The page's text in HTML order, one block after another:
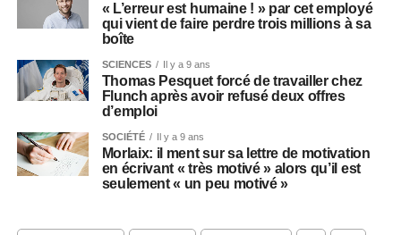
« L’erreur est humaine ! » par cet employé
qui vient de faire perdre trois millions à sa
boîte
SCIENCES Il y a 9 ans
Thomas Pesquet forcé de travailler chez
Flunch après avoir refusé deux offres
d’emploi
SOCIÉTÉ Il y a 9 ans
Morlaix: il ment sur sa lettre de motivation
en écrivant « très motivé » alors qu’il est
seulement « un peu motivé »